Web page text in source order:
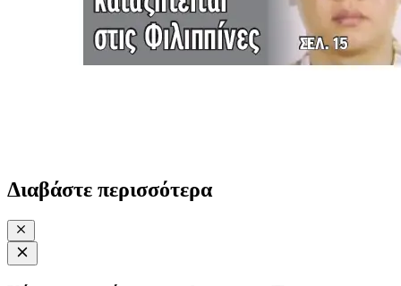
Διαβάστε περισσότερα